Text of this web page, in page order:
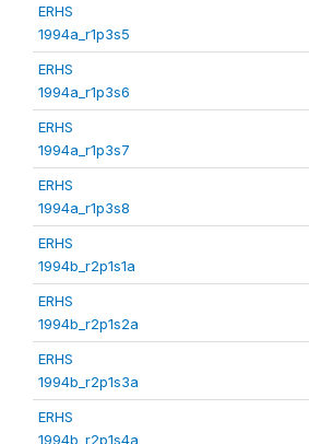
ERHS
1994a_r1p3s5
ERHS
1994a_r1p3s6
ERHS
1994a_r1p3s7
ERHS
1994a_r1p3s8
ERHS
1994b_r2p1s1a
ERHS
1994b_r2p1s2a
ERHS
1994b_r2p1s3a
ERHS
1994b_r2p1s4a